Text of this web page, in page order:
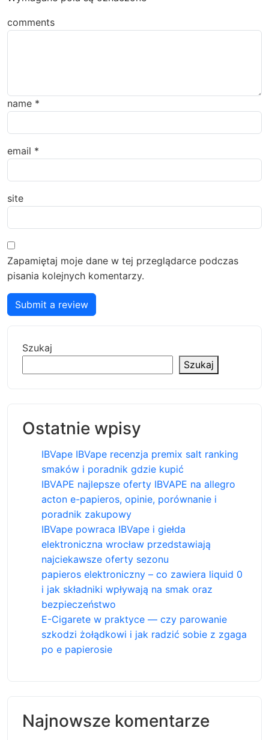
comments
name *
email *
site
Zapamiętaj moje dane w tej przeglądarce podczas
pisania kolejnych komentarzy.
Submit a review
Szukaj
Szukaj
Ostatnie wpisy
IBVape IBVape recenzja premix salt ranking
smaków i poradnik gdzie kupić
IBVAPE najlepsze oferty IBVAPE na allegro
acton e-papieros, opinie, porównanie i
poradnik zakupowy
IBVape powraca IBVape i giełda
elektroniczna wrocław przedstawiają
najciekawsze oferty sezonu
papieros elektroniczny – co zawiera liquid 0
i jak składniki wpływają na smak oraz
bezpieczeństwo
E-Cigarete w praktyce — czy parowanie
szkodzi żołądkowi i jak radzić sobie z zgaga
po e papierosie
Najnowsze komentarze